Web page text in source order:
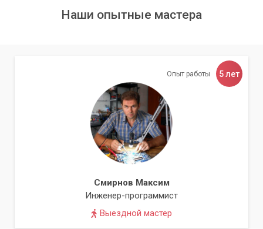
Наши опытные мастера
Опыт работы 5 лет
Смирнов Максим
Инженер-программист
Выездной мастер